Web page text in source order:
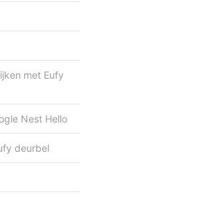
met Eufy
Nest Hello
deurbel